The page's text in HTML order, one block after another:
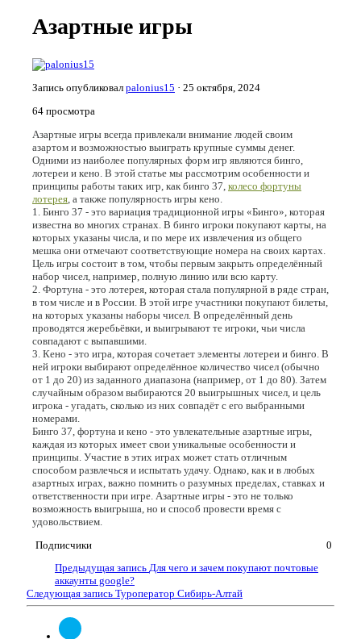
Азартные игры
Запись опубликовал palonius15 · 25 октября, 2024
64 просмотра
Азартные игры всегда привлекали внимание людей своим
азартом и возможностью выиграть крупные суммы денег.
Одними из наиболее популярных форм игр являются бинго,
лотереи и кено. В этой статье мы рассмотрим особенности и
принципы работы таких игр, как бинго 37, колесо фортуны
лотерея , а также популярность игры кено.
1. Бинго 37 - это вариация традиционной игры «Бинго», которая
известна во многих странах. В бинго игроки покупают карты, на
которых указаны числа, и по мере их извлечения из общего
мешка они отмечают соответствующие номера на своих картах.
Цель игры состоит в том, чтобы первым закрыть определённый
набор чисел, например, полную линию или всю карту.
2. Фортуна - это лотерея, которая стала популярной в ряде стран,
в том числе и в России. В этой игре участники покупают билеты,
на которых указаны наборы чисел. В определённый день
проводятся жеребьёвки, и выигрывают те игроки, чьи числа
совпадают с выпавшими.
3. Кено - это игра, которая сочетает элементы лотереи и бинго. В
ней игроки выбирают определённое количество чисел (обычно
от 1 до 20) из заданного диапазона (например, от 1 до 80). Затем
случайным образом выбираются 20 выигрышных чисел, и цель
игрока - угадать, сколько из них совпадёт с его выбранными
номерами.
Бинго 37, фортуна и кено - это увлекательные азартные игры,
каждая из которых имеет свои уникальные особенности и
принципы. Участие в этих играх может стать отличным
способом развлечься и испытать удачу. Однако, как и в любых
азартных играх, важно помнить о разумных пределах, ставках и
ответственности при игре. Азартные игры - это не только
возможность выигрыша, но и способ провести время с
удовольствием.
Подписчики
0
Предыдущая запись Для чего и зачем покупают почтовые
аккаунты google?
Следующая запись Туроператор Сибирь-Алтай